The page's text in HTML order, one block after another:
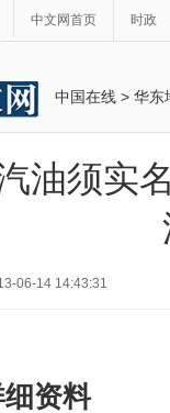
中文网首页 时政
中国在线 > 华东
油须实
06-14 14:43:31
资料